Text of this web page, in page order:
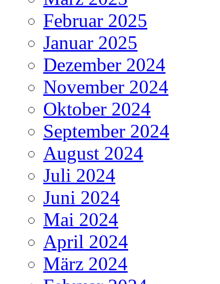
Februar 2025
Januar 2025
Dezember 2024
November 2024
Oktober 2024
September 2024
August 2024
Juli 2024
Juni 2024
Mai 2024
April 2024
März 2024